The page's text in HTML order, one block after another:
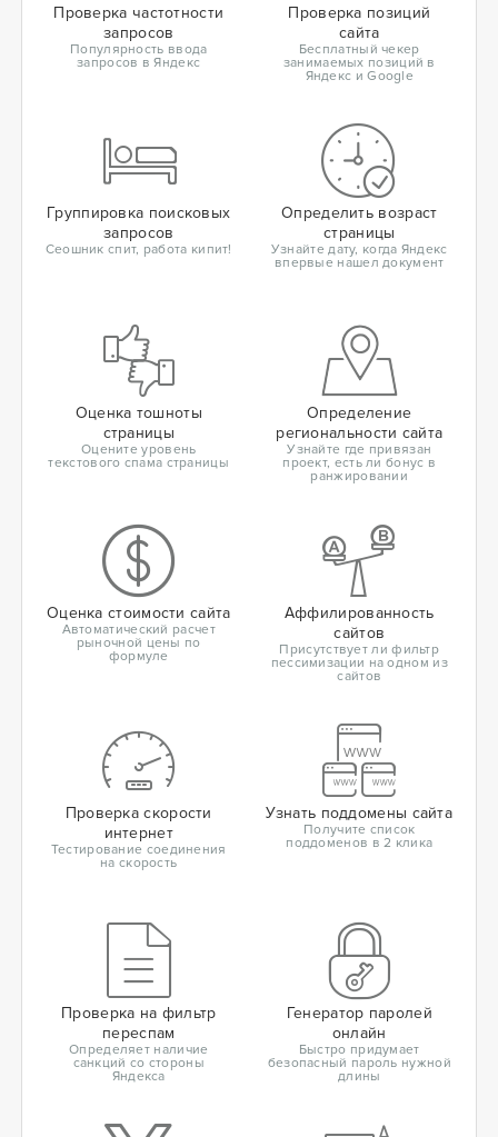
Проверка частотности
запросов
Популярность ввода
запросов в Яндекс
Проверка позиций
сайта
Бесплатный чекер
занимаемых позиций в
Яндекс и Google
Группировка поисковых
запросов
Сеошник спит, работа кипит!
Определить возраст
страницы
Узнайте дату, когда Яндекс
впервые нашел документ
Оценка тошноты
страницы
Оцените уровень
текстового спама страницы
Определение
региональности сайта
Узнайте где привязан
проект, есть ли бонус в
ранжировании
Оценка стоимости сайта
Автоматический расчет
рыночной цены по
формуле
Аффилированность
сайтов
Присутствует ли фильтр
пессимизации на одном из
сайтов
Проверка скорости
интернет
Тестирование соединения
на скорость
Узнать поддомены сайта
Получите список
поддоменов в 2 клика
Проверка на фильтр
переспам
Определяет наличие
санкций со стороны
Яндекса
Генератор паролей
онлайн
Быстро придумает
безопасный пароль нужной
длины